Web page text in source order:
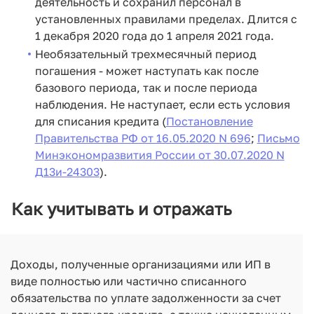
установленных правилами пределах. Длится с
1 декабря 2020 года до 1 апреля 2021 года.
Необязательный трехмесячный период
погашения - может наступать как после
базового периода, так и после периода
наблюдения. Не наступает, если есть условия
для списания кредита (Постановление
Правительства РФ от 16.05.2020 N 696; Письмо
Минэкономразвития России от 30.07.2020 N
Д13и-24303).
Как учитывать и отражать
Доходы, полученные организациями или ИП в
виде полностью или частично списанного
обязательства по уплате задолженности за счет